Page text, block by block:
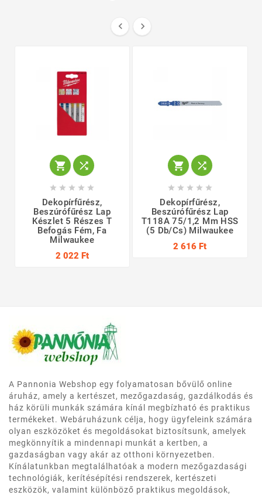
 
 
    
Dekopírfűrész,
Beszúrófűrész Lap
Készlet 5 Részes T
Befogás Fém, Fa
Milwaukee
2 022 Ft
 
    
Dekopírfűrész,
Beszúrófűrész Lap
T118A 75/1,2 Mm HSS
(5 Db/cs) Milwaukee
2 616 Ft
A Pannonia Webshop egy folyamatosan bővülő online
áruház, amely a kertészet, mezőgazdaság, gazdálkodás és
ház körüli munkák számára kínál megbízható és praktikus
termékeket. Webáruházunk célja, hogy ügyfeleink számára
olyan eszközöket és megoldásokat biztosítsunk, amelyek
megkönnyítik a mindennapi munkát a kertben, a
gazdaságban vagy akár az otthoni környezetben.
Kínálatunkban megtalálhatóak a modern mezőgazdasági
technológiák, kerítésépítési rendszerek, kertészeti
eszközök, valamint különböző praktikus megoldások,